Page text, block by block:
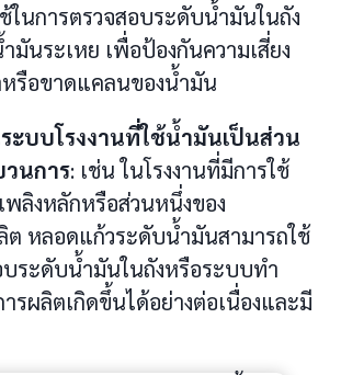
ในการตรวจสอบระดับน้ำมันในถัง
มันระเหย เพื่อป้องกันความเสี่ยง
หรือขาดแคลนของน้ำมัน
ะบบโรงงานที่ใช้น้ำมันเป็นส่วน
นการ: เช่น ในโรงงานที่มีการใช้
พลิงหลักหรือส่วนหนึ่งของ
ต หลอดแก้วระดับน้ำมันสามารถใช้
บระดับน้ำมันในถังหรือระบบทำ
รผลิตเกิดขึ้นได้อย่างต่อเนื่องและมี